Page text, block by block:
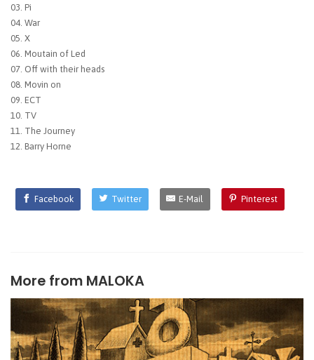
03. Pi
04. War
05. X
06. Moutain of Led
07. Off with their heads
08. Movin on
09. ECT
10. TV
11. The Journey
12. Barry Horne
Facebook Twitter E-Mail Pinterest
More from MALOKA